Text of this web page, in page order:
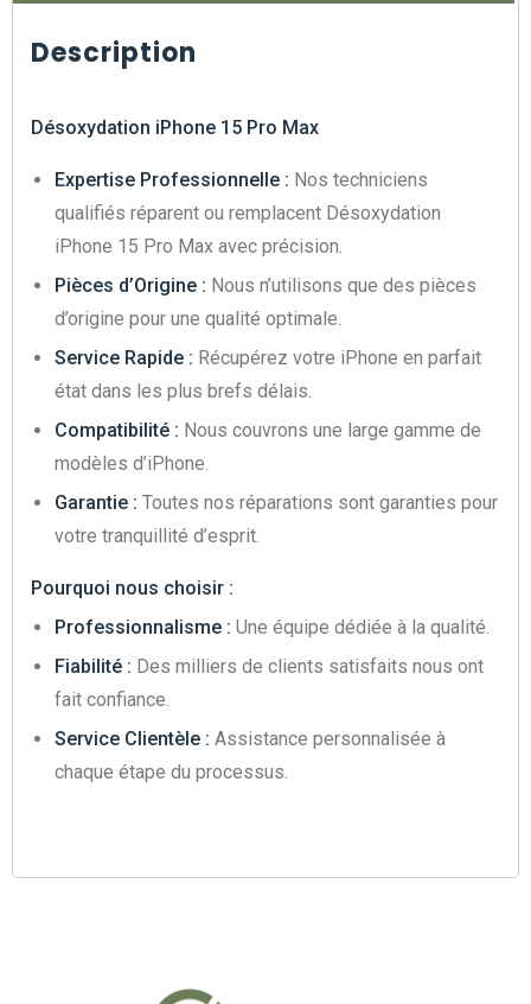
Description
Désoxydation iPhone 15 Pro Max
Expertise Professionnelle : Nos techniciens
qualifiés réparent ou remplacent Désoxydation
iPhone 15 Pro Max avec précision.
Pièces d’Origine : Nous n’utilisons que des pièces
d’origine pour une qualité optimale.
Service Rapide : Récupérez votre iPhone en parfait
état dans les plus brefs délais.
Compatibilité : Nous couvrons une large gamme de
modèles d’iPhone.
Garantie : Toutes nos réparations sont garanties pour
votre tranquillité d’esprit.
Pourquoi nous choisir :
Professionnalisme : Une équipe dédiée à la qualité.
Fiabilité : Des milliers de clients satisfaits nous ont
fait confiance.
Service Clientèle : Assistance personnalisée à
chaque étape du processus.